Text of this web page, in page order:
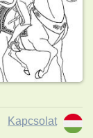
Kapcsolat